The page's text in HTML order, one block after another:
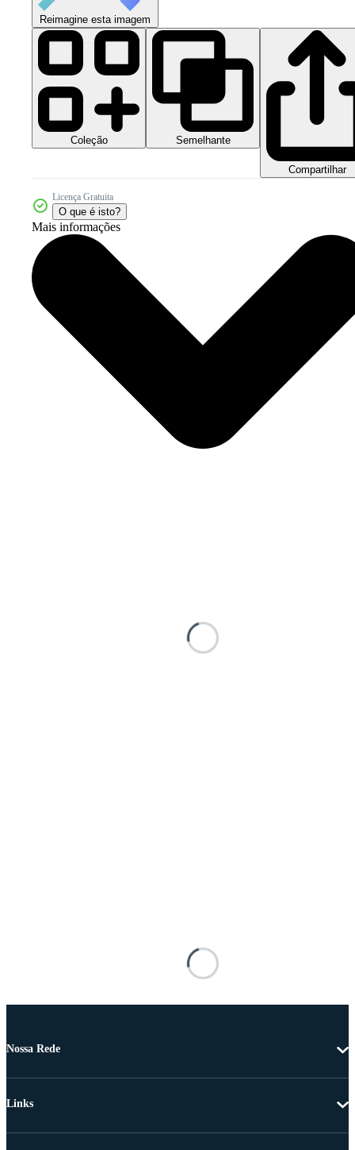
Reimagine esta imagem
Coleção Semelhante
Compartilhar
Licença Gratuita
O que é isto?
Mais informações
Nossa Rede
Links